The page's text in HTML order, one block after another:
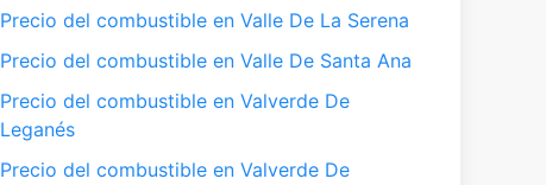
Precio del combustible en Valle De La Serena
Precio del combustible en Valle De Santa Ana
Precio del combustible en Valverde De
Leganés
Precio del combustible en Valverde De